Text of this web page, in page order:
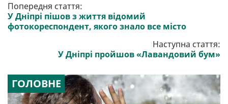
Попередня стаття:
У Дніпрі пішов з життя відомий
фотокореспондент, якого знало все місто
Наступна стаття:
У Дніпрі пройшов «Лавандовий бум»
ГОЛОВНЕ